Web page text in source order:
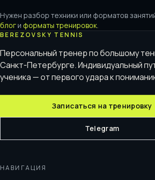
Нужен разбор техники или форматов
блог и форматы тренировок.
BEREZOVSKY TENNIS
Персональный тренер по большому
Санкт-Петербурге. Индивидуальный
ученика — от первого удара к
Записаться на тренировку
Telegram
НАВИГАЦИЯ